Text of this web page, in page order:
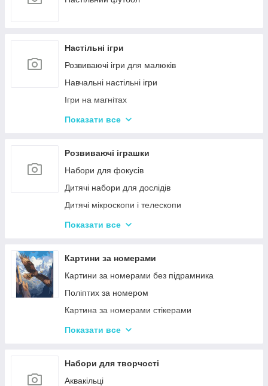
Настільні ігри
Розвиваючі ігри для малюків
Навчальні настільні ігри
Ігри на магнітах
Ігри-бродилки
Крокодил
Аліас Або Скажи Інакше
Гра Хто Я?
Вікторина
Твістер
Ігри типу Дженга
Ігри-головоломки
Дитяче Лото і Доміно
Гра Морський Бій
Різні Настільні ігри
Монополія - настільна гра
Мафія
Показати все
Розвиваючі іграшки
Набори для фокусів
Дитячі набори для дослідів
Дитячі мікроскопи і телескопи
Розвиваючі Магніти для дітей
Дитячі ноутбуки, планшети
Інтерактивні розмовляючі плакати
Спіннери
Показати все
Картини за номерами
Картини за номерами без підрамника
Поліптих за номером
Картина за номерами стікерами
Алмазна Мозаїка за номерами
Стандартні картини за номерами
Розпис по полотну
Показати все
Набори для творчості
Аквакільці